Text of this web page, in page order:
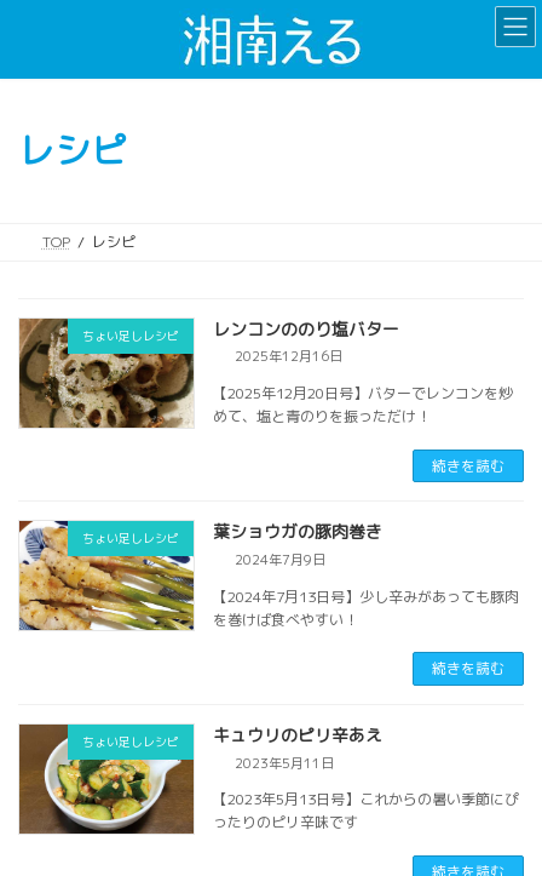
レシピ
TOP レシピ
ちょい足しレシピ レンコンののり塩バター
2025年12月16日
【2025年12月20日号】バターでレンコンを炒
めて、塩と青のりを振っただけ！
続きを読む
ちょい足しレシピ 葉ショウガの豚肉巻き
2024年7月9日
【2024年7月13日号】少し辛みがあっても豚肉
を巻けば食べやすい！
続きを読む
ちょい足しレシピ キュウリのピリ辛あえ
2023年5月11日
【2023年5月13日号】これからの暑い季節にぴ
ったりのピリ辛味です
続きを読む